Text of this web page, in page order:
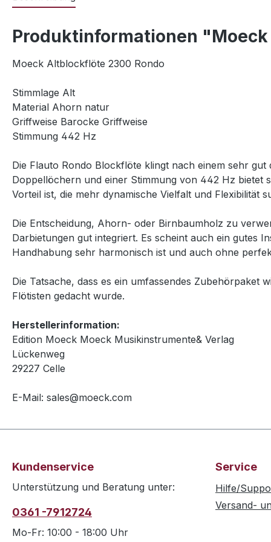
Produktinformationen
Moeck Altblockflöte 2300 Rondo
Stimmlage Alt
Material Ahorn natur
Griffweise Barocke Griffweise
Stimmung 442 Hz
Die Flauto Rondo Blockflöte klingt nach einem sehr
Doppellöchern und einer Stimmung von 442 Hz bietet
Vorteil ist, die mehr dynamische Vielfalt und Flexibilität
Die Entscheidung, Ahorn- oder Birnbaumholz zu
Darbietungen gut integriert. Es scheint auch ein gutes
Handhabung sehr harmonisch ist und auch ohne
Die Tatsache, dass es ein umfassendes Zubehörpaket
Flötisten gedacht wurde.
Herstellerinformation:
Edition Moeck Moeck Musikinstrumente& Verlag
Lückenweg
29227 Celle
E-Mail: sales@moeck.com
Kundenservice
Unterstützung und Beratung unter:
0361 -7912724
Mo-Fr: 10:00 - 18:00 Uhr
Service
Hilfe/
Versand-